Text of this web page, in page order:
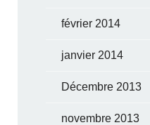
février 2014
janvier 2014
Décembre 2013
novembre 2013